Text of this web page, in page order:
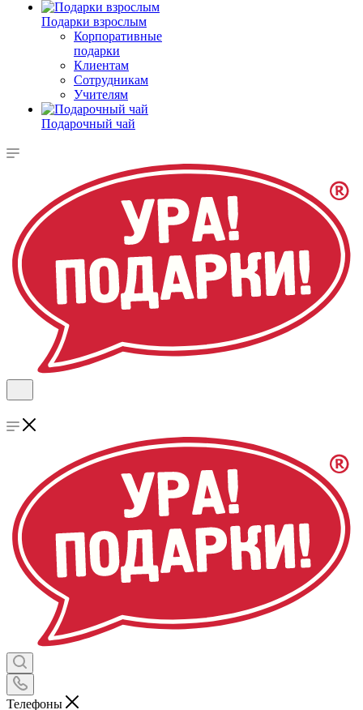
Подарки взрослым
Корпоративные
подарки
Клиентам
Сотрудникам
Учителям
Подарочный чай
Телефоны